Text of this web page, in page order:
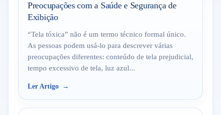
Preocupações com a Saúde e Segurança de
Exibição
“Tela tóxica” não é um termo técnico formal único.
As pessoas podem usá-lo para descrever várias
preocupações diferentes: conteúdo de tela prejudicial,
tempo excessivo de tela, luz azul...
Ler Artigo